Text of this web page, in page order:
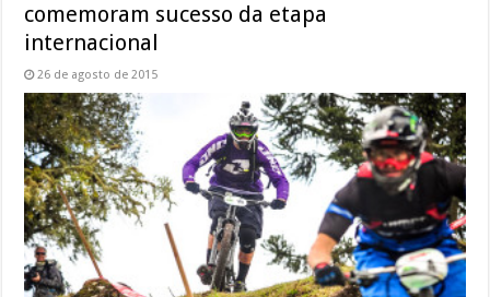
comemoram sucesso da etapa
internacional
26 de agosto de 2015